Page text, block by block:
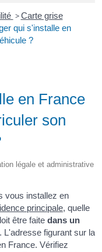
> Carte grise
qui s'installe en
?
en France
son
légale et administrative
vous installez en
principale, quelle
être faite dans un
. L'adresse figurant sur la
France. Vérifiez